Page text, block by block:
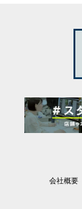
会社概要